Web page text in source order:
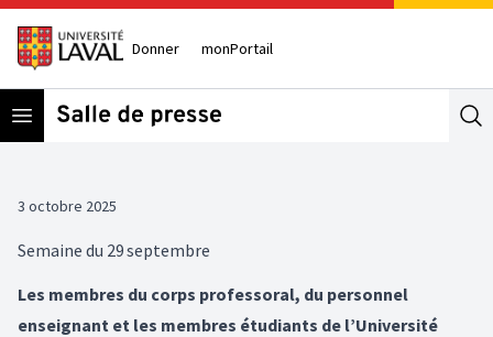
Donner monPortail
Open menu
3 octobre 2025
Semaine du 29 septembre
Les membres du corps professoral, du personnel
enseignant et les membres étudiants de l’Université